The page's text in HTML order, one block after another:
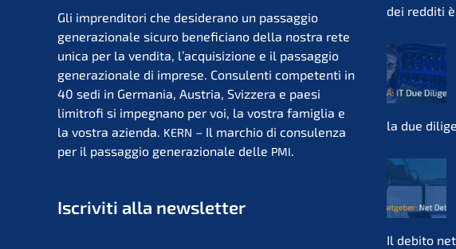
Gli impren­di­to­ri che deside­r­ano un passag­gio
genera­zio­na­le sicuro benefi­ci­a­no della nostra rete
unica per la vendita, l’acqui­si­zio­ne e il passag­gio
genera­zio­na­le di impre­se. Consu­len­ti compe­ten­ti in
40 sedi in Germa­nia, Austria, Svizzera e paesi
limit­ro­fi si impegna­no per voi, la vostra famiglia e
la vostra azien­da. KERN – Il marchio di consu­len­za
per il passag­gio genera­zio­na­le delle PMI
Iscri­vi­ti alla newsletter
dei reddi­ti
la due
Il debito